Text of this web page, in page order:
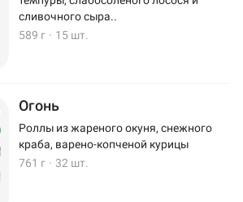
сливочного сыра..
589 г · 15 шт.
Огонь
Роллы из жареного окуня, снежного
краба, варено-копченой курицы
761 г · 32 шт.